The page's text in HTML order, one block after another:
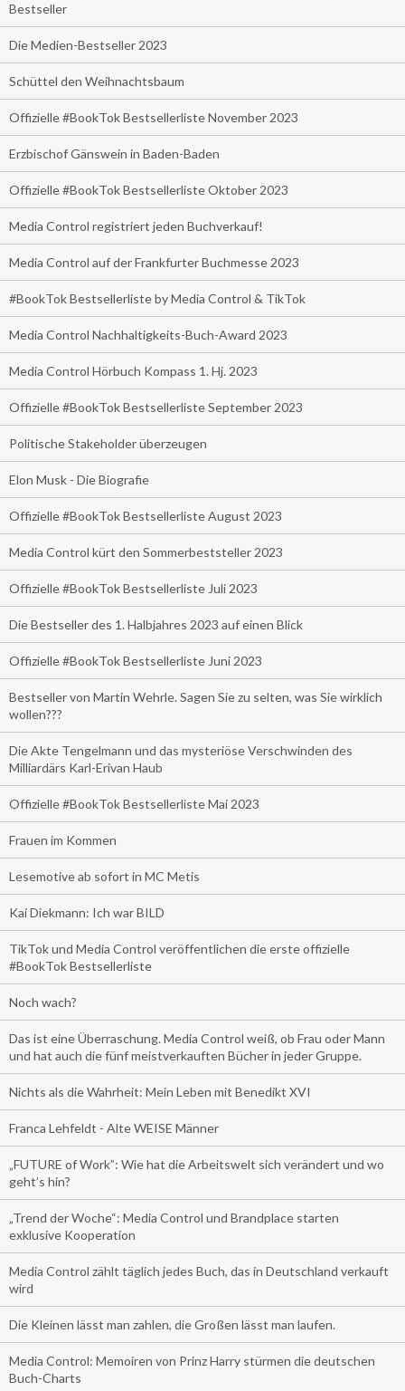
Bestseller
Die Medien-Bestseller 2023
Schüttel den Weihnachtsbaum
Offizielle #BookTok Bestsellerliste November 2023
Erzbischof Gänswein in Baden-Baden
Offizielle #BookTok Bestsellerliste Oktober 2023
Media Control registriert jeden Buchverkauf!
Media Control auf der Frankfurter Buchmesse 2023
#BookTok Bestsellerliste by Media Control & TikTok
Media Control Nachhaltigkeits-Buch-Award 2023
Media Control Hörbuch Kompass 1. Hj. 2023
Offizielle #BookTok Bestsellerliste September 2023
Politische Stakeholder überzeugen
Elon Musk - Die Biografie
Offizielle #BookTok Bestsellerliste August 2023
Media Control kürt den Sommerbeststeller 2023
Offizielle #BookTok Bestsellerliste Juli 2023
Die Bestseller des 1. Halbjahres 2023 auf einen Blick
Offizielle #BookTok Bestsellerliste Juni 2023
Bestseller von Martin Wehrle. Sagen Sie zu selten, was Sie wirklich
wollen???
Die Akte Tengelmann und das mysteriöse Verschwinden des
Milliardärs Karl-Erivan Haub
Offizielle #BookTok Bestsellerliste Mai 2023
Frauen im Kommen
Lesemotive ab sofort in MC Metis
Kai Diekmann: Ich war BILD
TikTok und Media Control veröffentlichen die erste offizielle
#BookTok Bestsellerliste
Noch wach?
Das ist eine Überraschung. Media Control weiß, ob Frau oder Mann
und hat auch die fünf meistverkauften Bücher in jeder Gruppe.
Nichts als die Wahrheit: Mein Leben mit Benedikt XVI
Franca Lehfeldt - Alte WEISE Männer
„FUTURE of Work”: Wie hat die Arbeitswelt sich verändert und wo
geht’s hin?
„Trend der Woche“: Media Control und Brandplace starten
exklusive Kooperation
Media Control zählt täglich jedes Buch, das in Deutschland verkauft
wird
Die Kleinen lässt man zahlen, die Großen lässt man laufen.
Media Control: Memoiren von Prinz Harry stürmen die deutschen
Buch-Charts